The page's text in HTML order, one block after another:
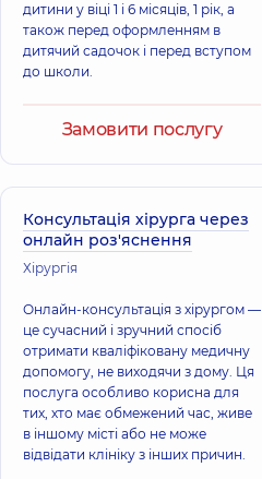
дитини у віці 1 і 6 місяців, 1 рік, а
також перед оформленням в
дитячий садочок і перед вступом
до школи.
Замовити послугу
Консультація хірурга через
онлайн роз'яснення
Хірургія
Онлайн-консультація з хірургом —
це сучасний і зручний спосіб
отримати кваліфіковану медичну
допомогу, не виходячи з дому. Ця
послуга особливо корисна для
тих, хто має обмежений час, живе
в іншому місті або не може
відвідати клініку з інших причин.